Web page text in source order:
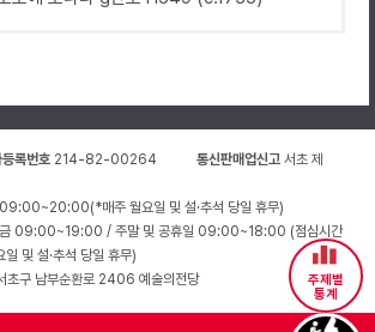
주제별
통계
록번호 214-82-00264 통신판매업신고서초 제
매주 월요일 및 설·추석 당일 휴무)
09:00~19:00 / 주말 및 공휴일 09:00~18:00 (점심시간
및 설·추석 당일 휴무)
구 남부순환로 2406 예술의전당